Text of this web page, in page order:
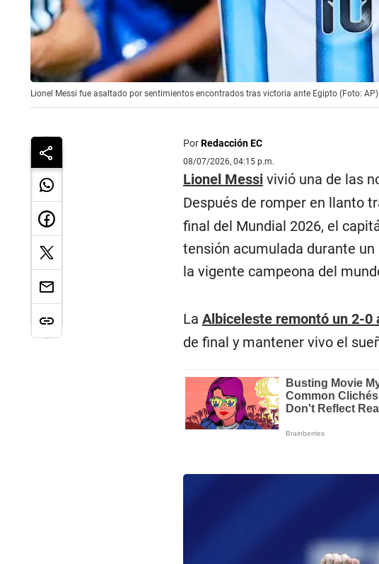
Lionel Messi fue asaltado por sentimientos encontrados tras victoria ante Egipto (Foto: AP)
PorRedacción EC
08/07/2026, 04:15 p.m.
Lionel Messivivió una de las
Después de romper en llanto
final del Mundial 2026, el
tensión acumulada durante
la vigente campeona del
La Albiceleste remontó un 2-0
de final y mantener vivo el